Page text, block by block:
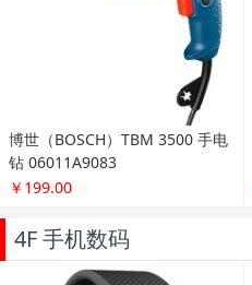
博世（BOSCH）TBM 3500 手电
钻 06011A9083
￥199.00
4F 手机数码